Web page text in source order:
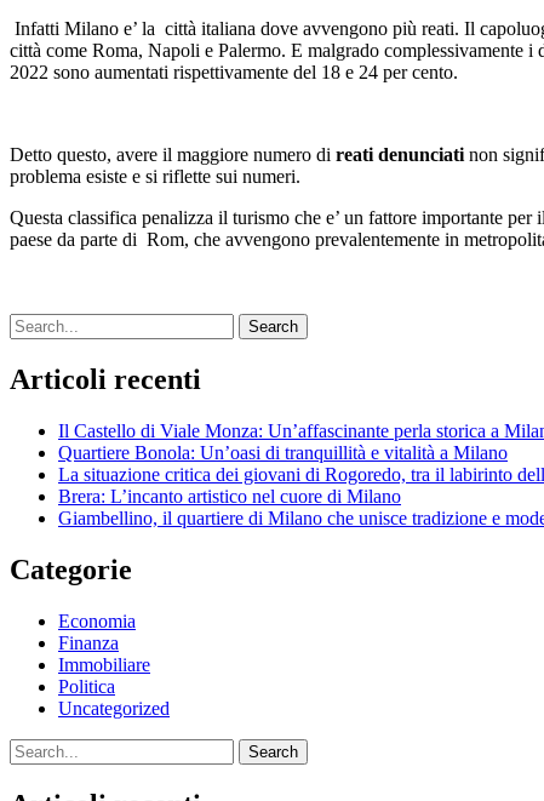
Infatti Milano e’ la città italiana dove avvengono più reati. Il
città come Roma, Napoli e Palermo. E malgrado complessivamente
2022 sono aumentati rispettivamente del 18 e 24 per cento.
Detto questo, avere il maggiore numero di reati denunciati non
problema esiste e si riflette sui numeri.
Questa classifica penalizza il turismo che e’ un fattore importante
paese da parte di Rom, che avvengono prevalentemente in
Search
Articoli recenti
Il Castello di Viale Monza: Un’affascinante perla storica a
Quartiere Bonola: Un’oasi di tranquillità e vitalità a Milano
La situazione critica dei giovani di Rogoredo, tra il labirinto
Brera: L’incanto artistico nel cuore di Milano
Giambellino, il quartiere di Milano che unisce tradizione e
Categorie
Economia
Finanza
Immobiliare
Politica
Uncategorized
Search